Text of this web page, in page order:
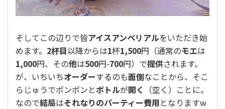
そしてこの辺りで皆アイスアンペリアルをいただき始
めます。 2杯目以降からは1杯1,500円（通常のモエは
1,000円、その他は500円-700円）で提供されます。
が、いちいちオーダーするのも面倒なことから、そこ
らじゅうでポンポンとボトルが開く
（空く）ことに。
なので結局はそれなりのパーティー費用となりますw